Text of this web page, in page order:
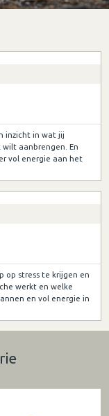
inzicht in wat jij
aanbrengen. En
vol energie aan het
op stress te krijgen en
werkt en welke
en vol energie in